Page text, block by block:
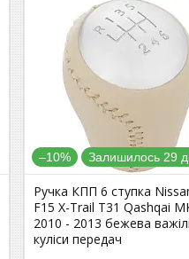
–10% Залишилось 29
Ручка КПП 6 ступка
F15 X-Trail T31 Qashqai
2010 - 2013 бежева
куліси передач